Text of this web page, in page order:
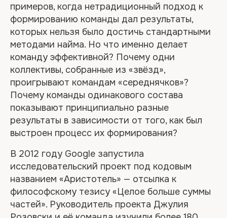
примеров, когда нетрадиционный подход к
формированию команды дал результаты,
которых нельзя было достичь стандартными
методами найма. Но что именно делает
команду эффективной? Почему одни
коллективы, собранные из «звёзд»,
проигрывают командам «середнячков»?
Почему команды одинакового состава
показывают принципиально разные
результаты в зависимости от того, как был
выстроен процесс их формирования?
В 2012 году Google запустила
исследовательский проект под кодовым
названием «Аристотель» — отсылка к
философскому тезису «Целое больше суммы
частей». Руководитель проекта Джулия